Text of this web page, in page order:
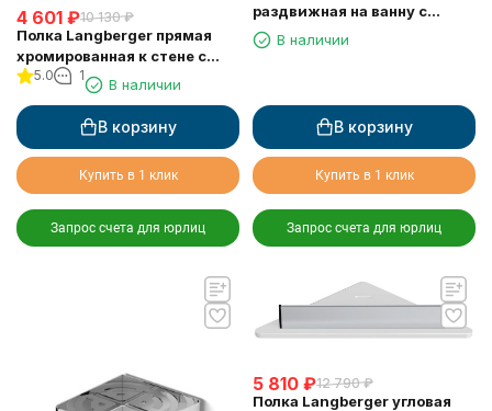
4 601 ₽10 130 ₽
Полка Langberger прямая
хромированная к стене с
двумя крючками
одноэтажная 10860M
5.0 1
В наличии
В корзину
Купить в 1 клик
Запрос счета для юрлиц
раздвижная на ванну с
резиновыми протекторами
79260
В наличии
В корзину
Купить в 1 клик
Запрос счета для юрлиц
5 810 ₽12 790 ₽
Полка Langberger угловая